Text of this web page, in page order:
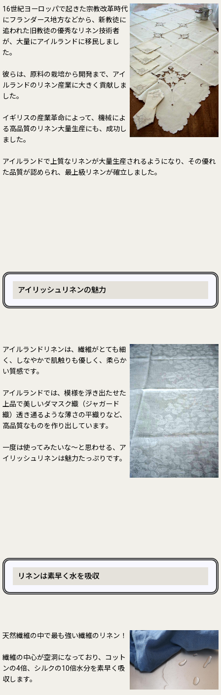
16世紀ヨーロッパで起きた宗教改革時代
にフランダース地方などから、新教徒に
追われた旧教徒の優秀なリネン技術者
が、大量にアイルランドに移民しまし
た。
彼らは、原料の栽培から開発まで、アイ
ルランドのリネン産業に大きく貢献しま
した。
イギリスの産業革命によって、機械によ
る高品質のリネン大量生産にも、成功し
ました。
アイルランドで上質なリネンが大量生産されるようになり、その優れ
た品質が認められ、最上級リネンが確立しました。
アイリッシュリネンの魅力
アイルランドリネンは、繊維がとても細
く、しなやかで肌触りも優しく、柔らか
い質感です。
アイルランドでは、模様を浮き出たせた
上品で美しいダマスク織（ジャガード
織）透き通るような薄さの平織りなど、
高品質なものを作り出しています。
一度は使ってみたいな～と思わせる、ア
イリッシュリネンは魅力たっぷりです。
リネンは素早く水を吸収
天然繊維の中で最も強い繊維のリネン！
繊維の中心が空洞になっており、コット
ンの4倍、シルクの10倍水分を素早く吸
収します。